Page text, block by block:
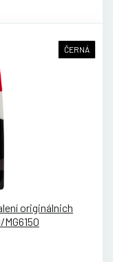
ČERNÁ
originálnich